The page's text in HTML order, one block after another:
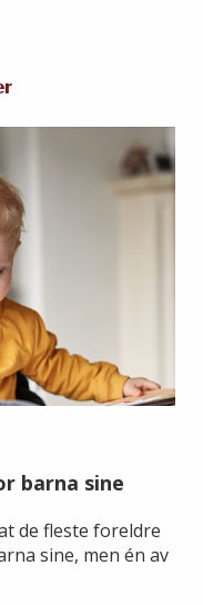
barna sine
de fleste foreldre
sine, men én av